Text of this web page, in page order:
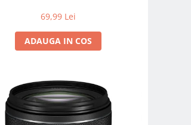
69,99 Lei
ADAUGA IN COS